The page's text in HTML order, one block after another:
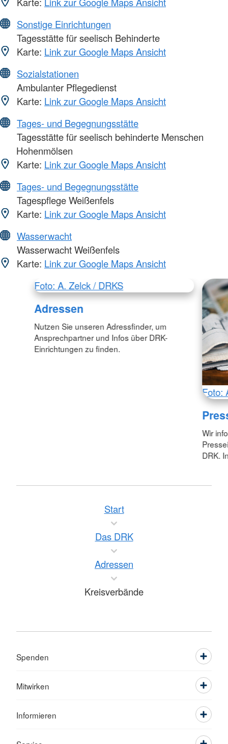
Sonstige Einrichtungen
Tagesstätte für seelisch Behinderte
Karte: Link zur Google Maps Ansicht
Sozialstationen
Ambulanter Pflegedienst
Karte: Link zur Google Maps Ansicht
Tages- und Begegnungsstätte
Tagesstätte für seelisch behinderte Menschen
Hohenmölsen
Karte: Link zur Google Maps Ansicht
Tages- und Begegnungsstätte
Tagespflege Weißenfels
Karte: Link zur Google Maps Ansicht
Wasserwacht
Wasserwacht Weißenfels
Karte: Link zur Google Maps Ansicht
Foto: A. Zelck / DRKS
Adressen
Nutzen Sie unseren Adressfinder, um
Ansprechpartner und Infos über DRK-
Einrichtungen zu finden.
Foto:
Wir
DRK.
Start
Das DRK
Adressen
Kreisverbände
Spenden
Mitwirken
Informieren